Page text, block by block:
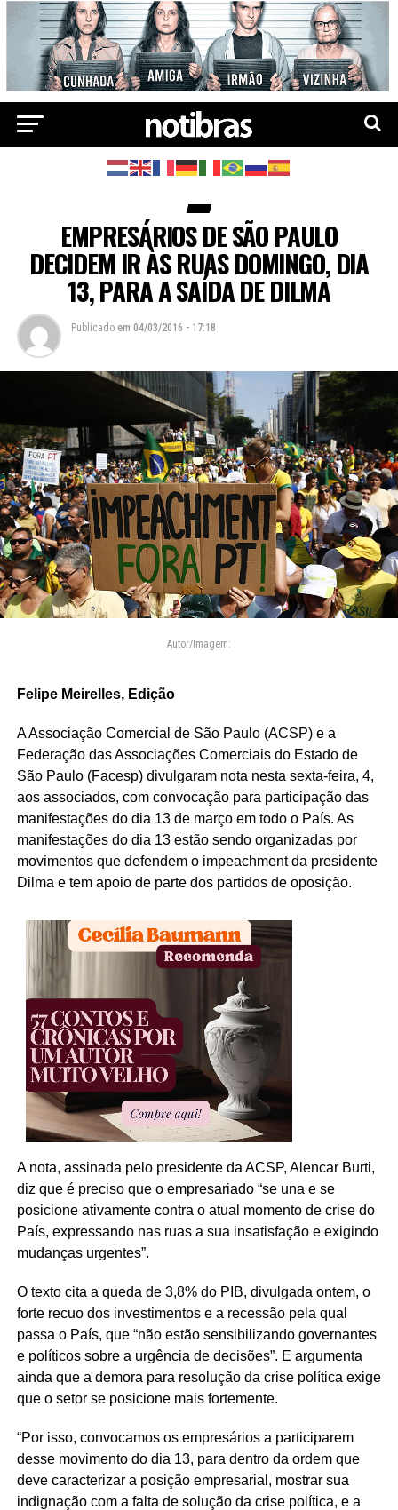
EMPRESÁRIOS DE SÃO PAULO
DECIDEM IR ÀS RUAS DOMINGO, DIA
13, PARA A SAÍDA DE DILMA
Publicado em 04/03/2016 - 17:18
Autor/Imagem:
Felipe Meirelles, Edição
A Associação Comercial de São Paulo (ACSP) e a
Federação das Associações Comerciais do Estado de
São Paulo (Facesp) divulgaram nota nesta sexta-feira, 4,
aos associados, com convocação para participação das
manifestações do dia 13 de março em todo o País. As
manifestações do dia 13 estão sendo organizadas por
movimentos que defendem o impeachment da presidente
Dilma e tem apoio de parte dos partidos de oposição.
A nota, assinada pelo presidente da ACSP, Alencar Burti,
diz que é preciso que o empresariado “se una e se
posicione ativamente contra o atual momento de crise do
País, expressando nas ruas a sua insatisfação e exigindo
mudanças urgentes”.
O texto cita a queda de 3,8% do PIB, divulgada ontem, o
forte recuo dos investimentos e a recessão pela qual
passa o País, que “não estão sensibilizando governantes
e políticos sobre a urgência de decisões”. E argumenta
ainda que a demora para resolução da crise política exige
que o setor se posicione mais fortemente.
“Por isso, convocamos os empresários a participarem
desse movimento do dia 13, para dentro da ordem que
deve caracterizar a posição empresarial, mostrar sua
indignação com a falta de solução da crise política, e a